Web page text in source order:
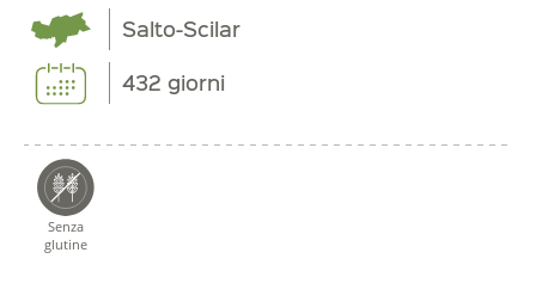
Salto-Scilar
432 giorni
Senza
glutine